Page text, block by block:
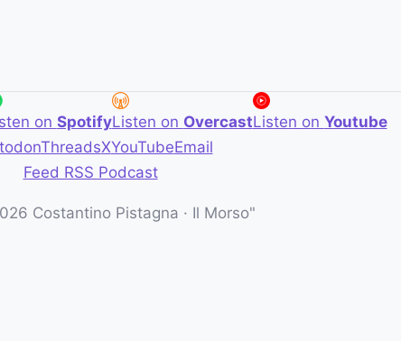
on SpotifyListen on OvercastListen on Youtube
ThreadsXYouTubeEmail
Feed RSS Podcast
Costantino Pistagna · Il Morso"